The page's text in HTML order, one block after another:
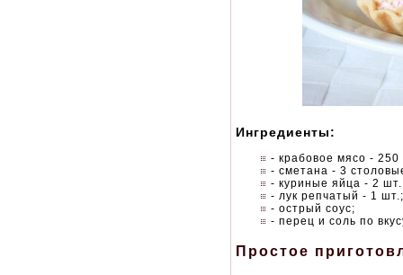
Ингредиенты:
- крабовое мясо - 250
- сметана - 3
- куриные яйца - 2
- лук репчатый - 1 шт.;
- острый соус;
- перец и соль по
Простое